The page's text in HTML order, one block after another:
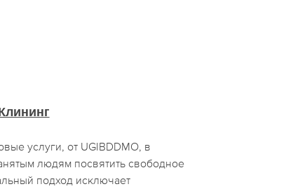
услуги, от UGIBDDMO, в
людям посвятить свободное
подход исключает